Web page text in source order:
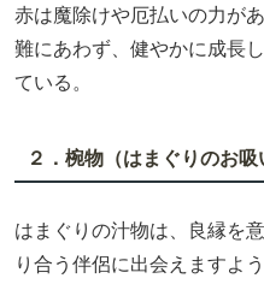
赤は魔除けや厄払いの力が
難にあわず、健やかに成長
ている。
２．椀物（はまぐりのお吸
はまぐりの汁物は、良縁を
り合う伴侶に出会えますよ